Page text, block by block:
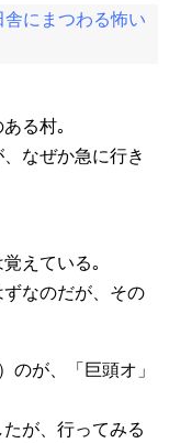
舎にまつわる怖い
る村｡
なぜか急に行き
えている｡
なのだが、その
のが、「巨頭オ」
が、行ってみる